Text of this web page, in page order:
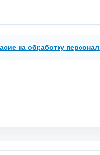
на обработку